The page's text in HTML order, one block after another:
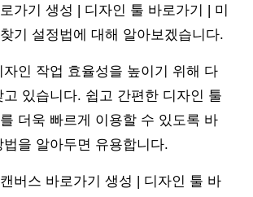
가기 생성 | 디자인 툴 바로가기 | 미
기 설정법에 대해 알아보겠습니다.
자인 작업 효율성을 높이기 위해 다
있습니다. 쉽고 간편한 디자인 툴
더욱 빠르게 이용할 수 있도록 바
을 알아두면 유용합니다.
버스 바로가기 생성 | 디자인 툴 바